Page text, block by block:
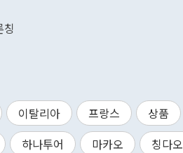
이탈리아 프랑스
상품
하나투어 마카오
칭다오